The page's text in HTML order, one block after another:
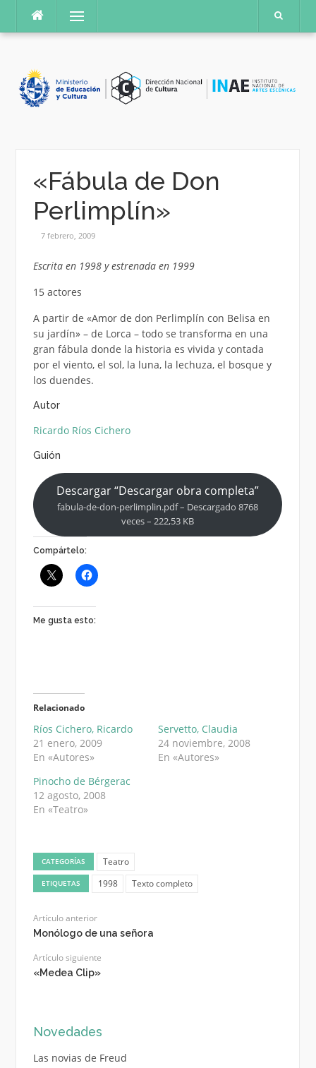
contenido
Menú
«Fábula de Don
Perlimplín»
7 febrero, 2009
Escrita en 1998 y estrenada en 1999
15 actores
A partir de «Amor de don Perlimplín con Belisa en
su jardín» – de Lorca – todo se transforma en una
gran fábula donde la historia es vivida y contada
por el viento, el sol, la luna, la lechuza, el bosque y
los duendes.
Autor
Ricardo Ríos Cichero
Guión
Descargar “Descargar obra completa”
fabula-de-don-perlimplin.pdf – Descargado 8768
veces – 222,53 KB
Compártelo:
Me gusta esto:
Relacionado
Ríos Cichero, Ricardo
21 enero, 2009
En «Autores»
Servetto, Claudia
24 noviembre, 2008
En «Autores»
Pinocho de Bérgerac
12 agosto, 2008
En «Teatro»
CATEGORÍAS Teatro
ETIQUETAS 1998 Texto completo
Artículo anterior
Monólogo de una señora
Artículo siguiente
«Medea Clip»
Novedades
Las novias de Freud